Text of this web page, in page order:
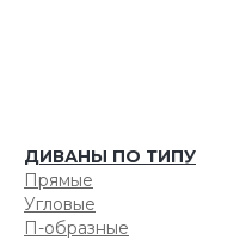
ДИВАНЫ ПО ТИПУ
Прямые
Угловые
П-образные